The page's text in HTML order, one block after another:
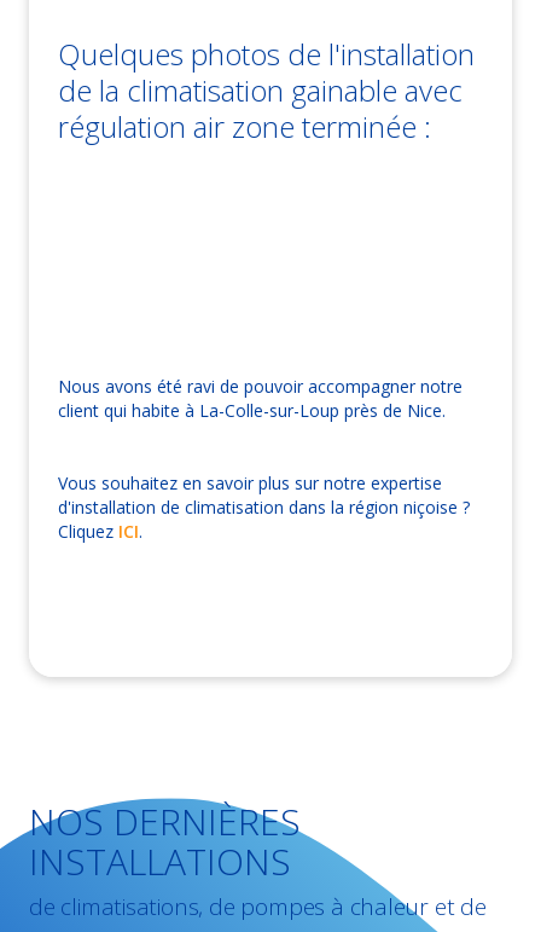
Quelques photos de l'installation
de la climatisation gainable avec
régulation air zone terminée :
Nous avons été ravi de pouvoir accompagner notre
client qui habite à La-Colle-sur-Loup près de Nice.
Vous souhaitez en savoir plus sur notre expertise
d'installation de climatisation dans la région niçoise ?
Cliquez ICI.
NOS DERNIÈRES
INSTALLATIONS
de climatisations, de pompes à chaleur et de